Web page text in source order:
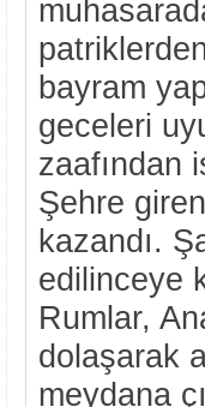
bayram
geceleri
zaafından
Şehre
kazandı.
edilinceye
Rumlar,
dolaşarak
meydana